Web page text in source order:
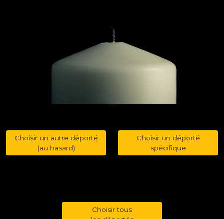
Choisir un autre déporté
(au hasard)
Choisir un déporté
spécifique
Choisir tous